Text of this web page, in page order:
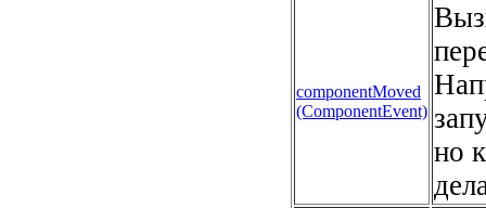
componentMoved
(ComponentEvent)
но